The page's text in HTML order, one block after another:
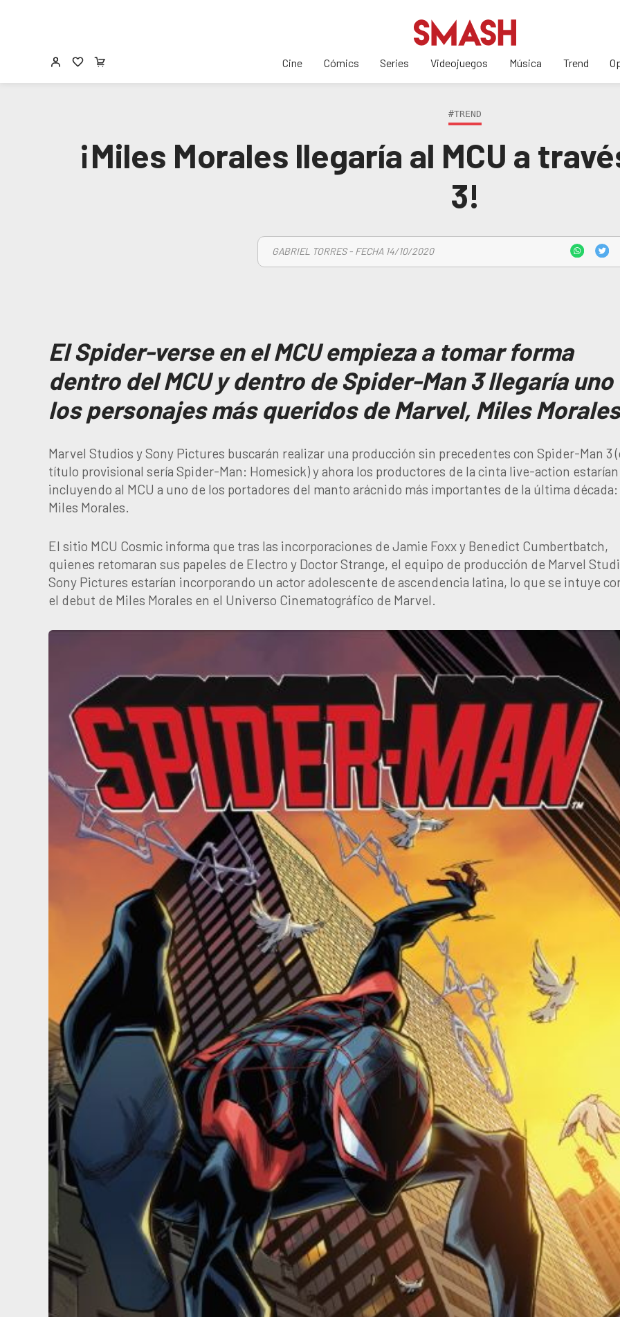
Cine Cómics Series Videojuegos Música Trend
#TREND
¡Miles Morales llegaría al MCU a
3!
GABRIEL TORRES - FECHA 14/10/2020
El Spider-verse en el MCU empieza a tomar forma
dentro del MCU y dentro de Spider-Man 3 llegaría uno
los personajes más queridos de Marvel, Miles Morales
Marvel Studios y Sony Pictures buscarán realizar una producción sin precedentes con Spider-Man 3
título provisional sería Spider-Man: Homesick) y ahora los productores de la cinta live-action estarían
incluyendo al MCU a uno de los portadores del manto arácnido más importantes de la última década:
Miles Morales.
El sitio MCU Cosmic informa que tras las incorporaciones de Jamie Foxx y Benedict Cumbertbatch,
quienes retomaran sus papeles de Electro y Doctor Strange, el equipo de producción de Marvel
Sony Pictures estarían incorporando un actor adolescente de ascendencia latina, lo que se intuye
el debut de Miles Morales en el Universo Cinematográfico de Marvel.